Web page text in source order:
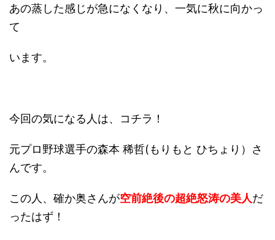
あの蒸した感じが急になくなり、一気に秋に向かっ
て
います。
今回の気になる人は、コチラ！
元プロ野球選手の森本 稀哲(もりもと ひちょり）さ
んです。
この人、確か奥さんが空前絶後の超絶怒涛の美人だ
ったはず！